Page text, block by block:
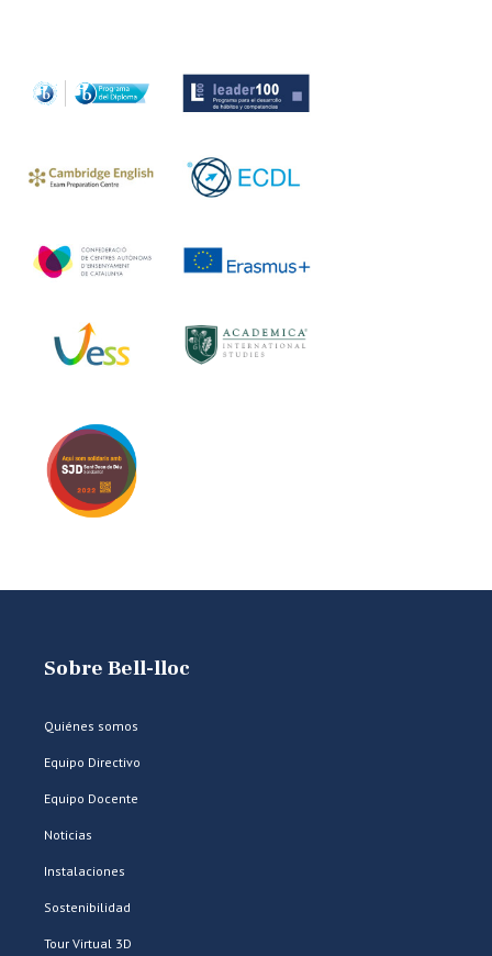
Sobre Bell-lloc
Quiénes somos
Equipo Directivo
Equipo Docente
Noticias
Instalaciones
Sostenibilidad
Tour Virtual 3D